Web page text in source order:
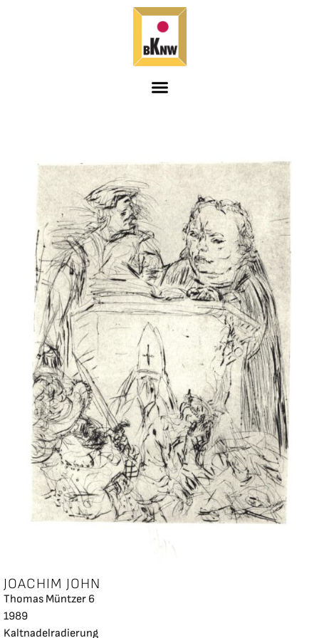
JOACHIM JOHN
Thomas Müntzer 6
1989
Kaltnadelradierung